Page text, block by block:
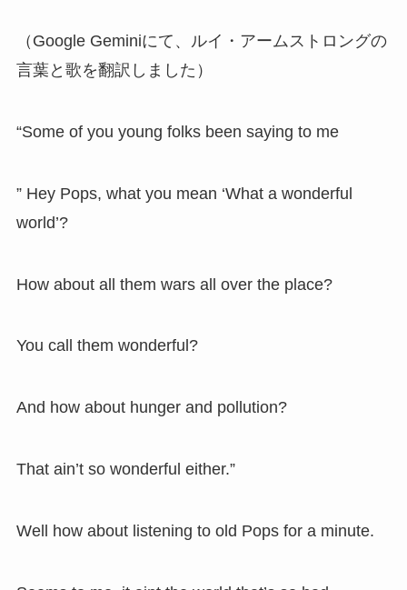
（Google Geminiにて、ルイ・アームストロングの
言葉と歌を翻訳しました）
“Some of you young folks been saying to me
” Hey Pops, what you mean ‘What a wonderful
world’?
How about all them wars all over the place?
You call them wonderful?
And how about hunger and pollution?
That ain’t so wonderful either.”
Well how about listening to old Pops for a minute.